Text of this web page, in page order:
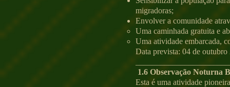
migradoras;
Envolver a comunidade
Uma caminhada gratuita e
Uma atividade embarcada,
Data prevista: 04 de
1.6 Observação Noturna
Esta é uma atividade